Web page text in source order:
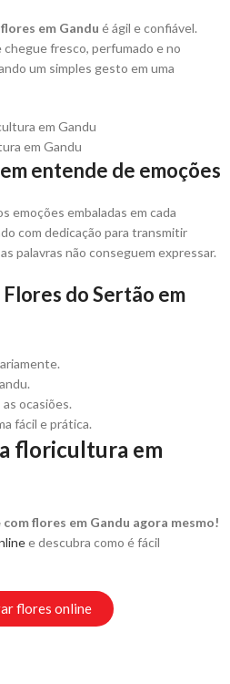
em Gandu é ágil e confiável.
fresco, perfumado e no
um simples gesto em uma
em Gandu
entende de emoções
emoções embaladas em cada
com dedicação para transmitir
palavras não conseguem expressar.
do Sertão em
ocasiões.
fácil e prática.
floricultura em
flores em Gandu agora mesmo!
e descubra como é fácil
flores online